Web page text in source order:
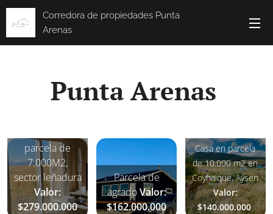
Corredora de propiedades Punta
Arenas
Punta Arenas
parcela de
7.000M2,
sector leñadura
Valor:
$279.000.000
Parcela de
agradoValor:
$162.000.000
Casa en parcela
de 10.000 m2 en
Coyhaique, Aysen
Valor:
$140.000.000